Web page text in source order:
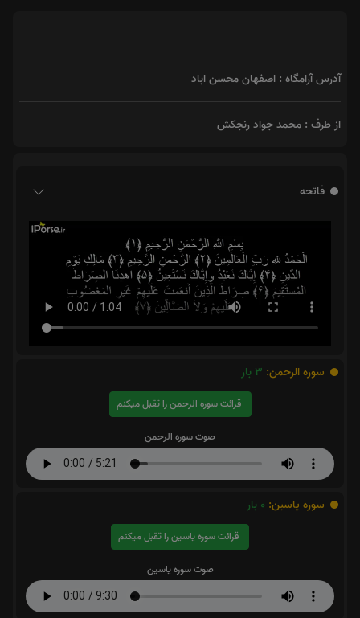
آدرس آرامگاه : اصفهان محسن اباد
از طرف : محمد جواد رنجکش
فاتحه
سوره الرحمن: 3 بار
قرائت سوره الرحمن را تقبل میکنم
صوت سوره الرحمن
سوره یاسین: 0 بار
قرائت سوره یاسین را تقبل میکنم
صوت سوره یاسین